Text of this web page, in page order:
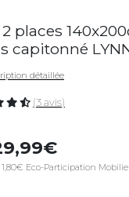
places
capitonné
détaillée
(3 avis)
Eco-Participation